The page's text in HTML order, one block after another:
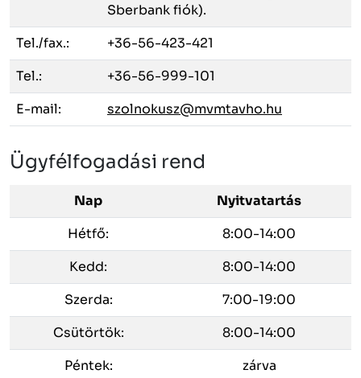
Sberbank fiók).
Tel./fax.:
+36-56-423-421
Tel.:
+36-56-999-101
E-mail:
szolnokusz@mvmtavho.hu
Ügyfélfogadási rend
Nap
Nyitvatartás
Hétfő:
8:00-14:00
Kedd:
8:00-14:00
Szerda:
7:00-19:00
Csütörtök:
8:00-14:00
Péntek:
zárva